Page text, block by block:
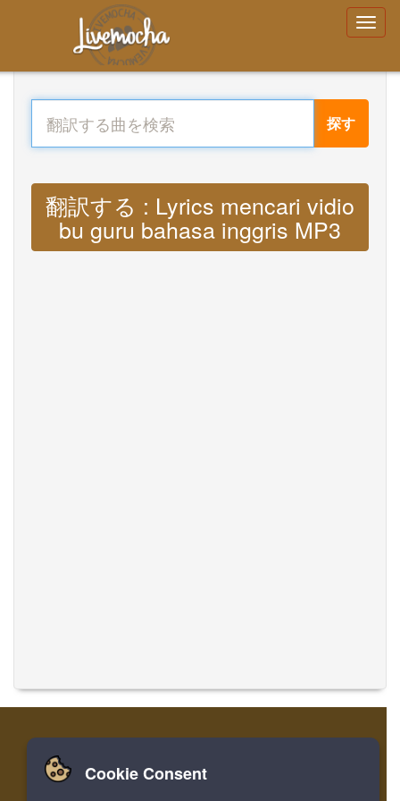
探す
翻訳する : Lyrics mencari vidio
bu guru bahasa inggris MP3
家 ログイン 登録
Cookie Consent